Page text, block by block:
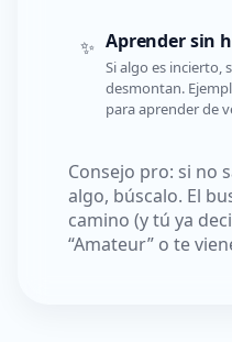
✨ Aprender sin
Si algo es incierto,
desmontan.
para aprender de
Consejo pro: si no
algo, búscalo. El
camino (y tú ya
“Amateur” o te